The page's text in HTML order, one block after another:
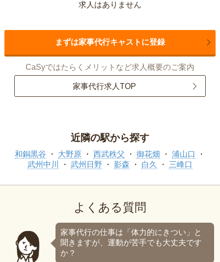
求人はありません
まずは家事代行キャストに登録
CaSyではたらくメリットなど求人概要のご案内
家事代行求人TOP
近隣の駅から探す
和銅黒谷 大野原 西武秩父 御花畑
浦山口
武州中川
武州日野 影森 白久 三峰口
よくある質問
家事代行の仕事は「体力的にきつい」と
聞きますが、運動が苦手でも大丈夫です
か？